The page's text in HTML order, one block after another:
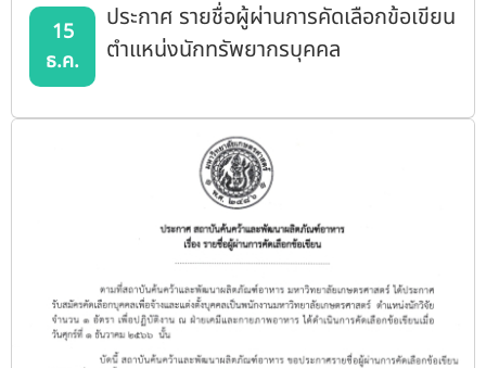
15
ธ.ค.
ประกาศ รายชื่อผู้ผ่านการคัดเลือกข้อเขียน
ตำแหน่งนักทรัพยากรบุคคล